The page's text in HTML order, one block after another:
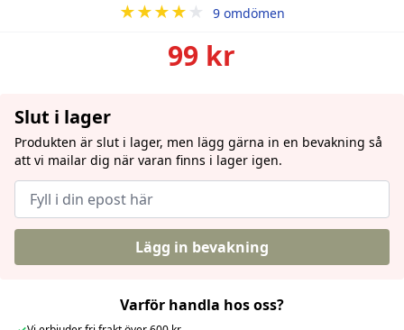
★★★★ ★ 9 omdömen
99 kr
Slut i lager
Produkten är slut i lager, men lägg gärna in en bevakning så
att vi mailar dig när varan finns i lager igen.
Lägg in bevakning
Varför handla hos oss?